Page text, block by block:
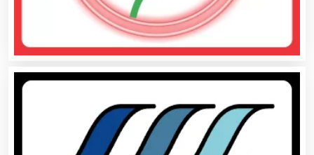
Alarmas
Albercas
Alimentos